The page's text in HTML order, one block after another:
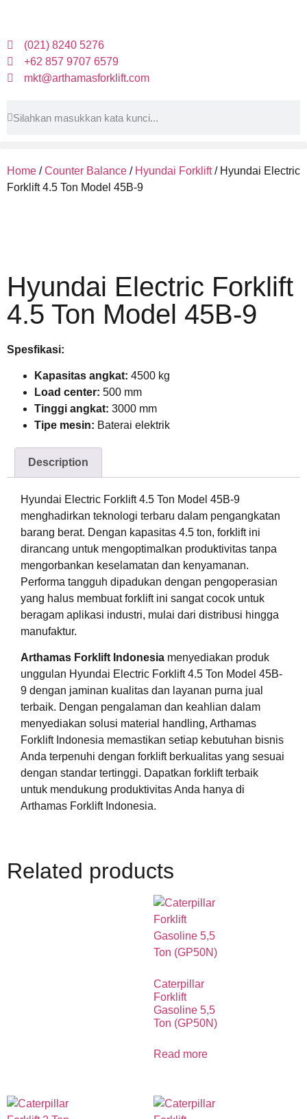
(021) 8240 5276
+62 857 9707 6579
mkt@arthamasforklift.com
Home /Counter Balance / Hyundai Forklift/ Hyundai Electric
Forklift 4.5 Ton Model 45B-9
Hyundai Electric Forklift
4.5 Ton Model 45B-9
Spesfikasi:
Kapasitas angkat: 4500 kg
Load center: 500 mm
Tinggi angkat: 3000 mm
Tipe mesin: Baterai elektrik
Description
Hyundai Electric Forklift 4.5 Ton Model 45B-9
menghadirkan teknologi terbaru dalam pengangkatan
barang berat. Dengan kapasitas 4.5 ton, forklift ini
dirancang untuk mengoptimalkan produktivitas tanpa
mengorbankan keselamatan dan kenyamanan.
Performa tangguh dipadukan dengan pengoperasian
yang halus membuat forklift ini sangat cocok untuk
beragam aplikasi industri, mulai dari distribusi hingga
manufaktur.
Arthamas Forklift Indonesia menyediakan produk
unggulan Hyundai Electric Forklift 4.5 Ton Model 45B-
9 dengan jaminan kualitas dan layanan purna jual
terbaik. Dengan pengalaman dan keahlian dalam
menyediakan solusi material handling, Arthamas
Forklift Indonesia memastikan setiap kebutuhan bisnis
Anda terpenuhi dengan forklift berkualitas yang sesuai
dengan standar tertinggi. Dapatkan forklift terbaik
untuk mendukung produktivitas Anda hanya di
Arthamas Forklift Indonesia.
Related products
Caterpillar
Forklift
Gasoline 5,5
Ton (GP50N)
Read more